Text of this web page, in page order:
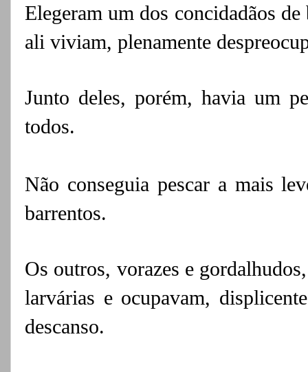
Elegeram um dos concidadãos
ali viviam, plenamente
Junto deles, porém, havia um
todos.
Não conseguia pescar a mais
barrentos.
Os outros, vorazes e
larvárias e ocupavam,
descanso.